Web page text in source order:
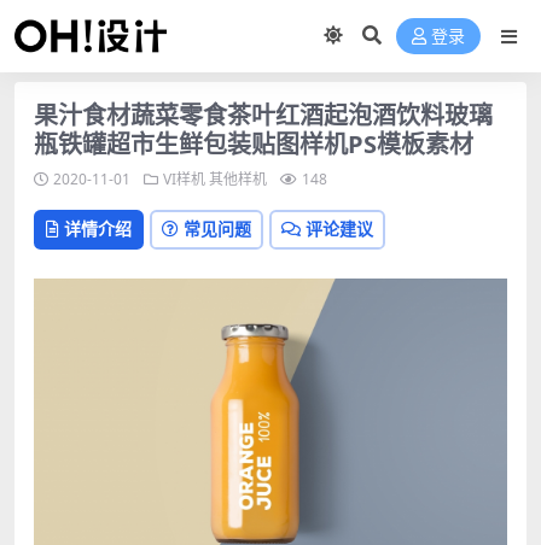
登录
果汁食材蔬菜零食茶叶红酒起泡酒饮料玻璃
瓶铁罐超市生鲜包装贴图样机PS模板素材
2020-11-01 VI样机其他样机 148
详情介绍 常见问题 评论建议